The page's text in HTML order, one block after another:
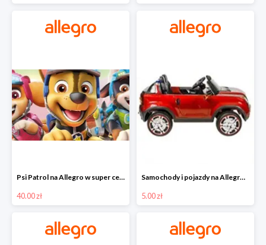
Psi Patrol na Allegro w super cenach od 40 zł
40.00 zł
Samochody i pojazdy na Allegro w super cenach od 5 zł
5.00 zł